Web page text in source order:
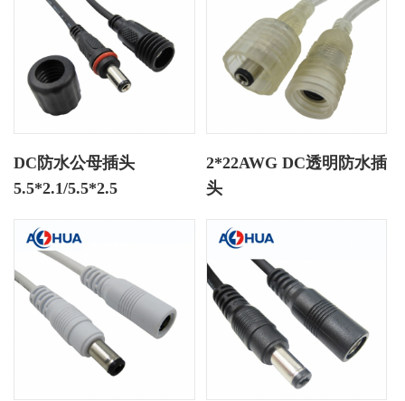
DC防水公母插头
5.5*2.1/5.5*2.5
2*22AWG DC透明防水插
头